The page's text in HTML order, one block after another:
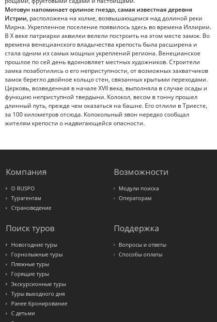
Мотовун напоминает орлиное гнездо, самая известная деревня
Истрии, расположена на холме, возвышающемся над долиной реки
Мирна. Укрепленное поселение появилось здесь во времена Иллирии.
В X веке патриархи аквилеи велели построить на этом месте замок. Во
времена венецианского владычества крепость была расширена и
стала одним из самых мощных укреплений региона. Венецианское
прошлое по сей день вдохновляет местных художников. Строители
замка позаботились о его неприступности, от возможных захватчиков
замок берегло двойное кольцо стен, связанных крытыми переходами.
Церковь, возведенная в начале XVII века, выполняла в случае осады и
функцию неприступной твердыни. Колокол, весом в тонну прошел
длинный путь, прежде чем оказаться на башне. Его отлили в Триесте,
за 100 километров отсюда. Колокольный звон нередко сообщал
жителям крепости о надвигающейся опасности.
Компания
О RUSPO
Турагентам
Страноведение
Возможности
Модули поиска
Операторам
Поиск туров
Новогодние туры
Горнолыжные туры
Пляжные туры
Горящие туры
Экскурсионные туры
Туры выходного дня
Ранее бронирование
С детьми
Поддержка
Вопросы и ответы
Способы оплаты